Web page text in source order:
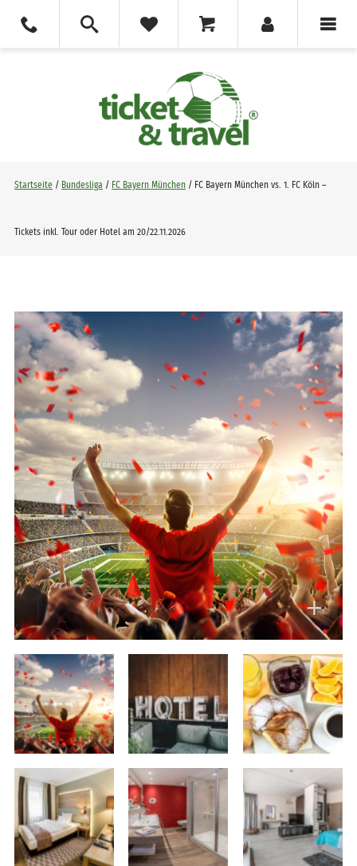
Startseite / Bundesliga / FC Bayern München / FC Bayern München vs. 1. FC Köln –
Tickets inkl. Tour oder Hotel am 20/22.11.2026